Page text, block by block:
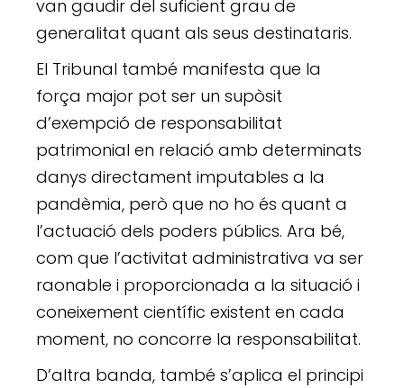
van gaudir del suficient grau de
generalitat quant als seus destinataris.
El Tribunal també manifesta que la
força major pot ser un supòsit
d’exempció de responsabilitat
patrimonial en relació amb determinats
danys directament imputables a la
pandèmia, però que no ho és quant a
l’actuació dels poders públics. Ara bé,
com que l’activitat administrativa va ser
raonable i proporcionada a la situació i
coneixement científic existent en cada
moment, no concorre la responsabilitat.
D’altra banda, també s’aplica el principi